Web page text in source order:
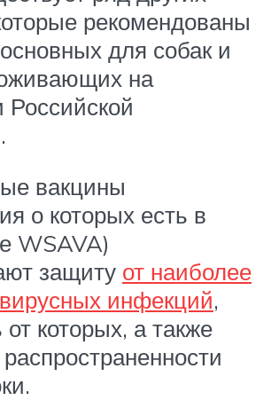
рекомендованы
для собак и
на
Российской
вакцины
о которых есть в
WSAVA)
защиту от наиболее
инфекций,
от которых, а также